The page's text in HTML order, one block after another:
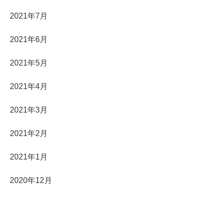
2021年7月
2021年6月
2021年5月
2021年4月
2021年3月
2021年2月
2021年1月
2020年12月